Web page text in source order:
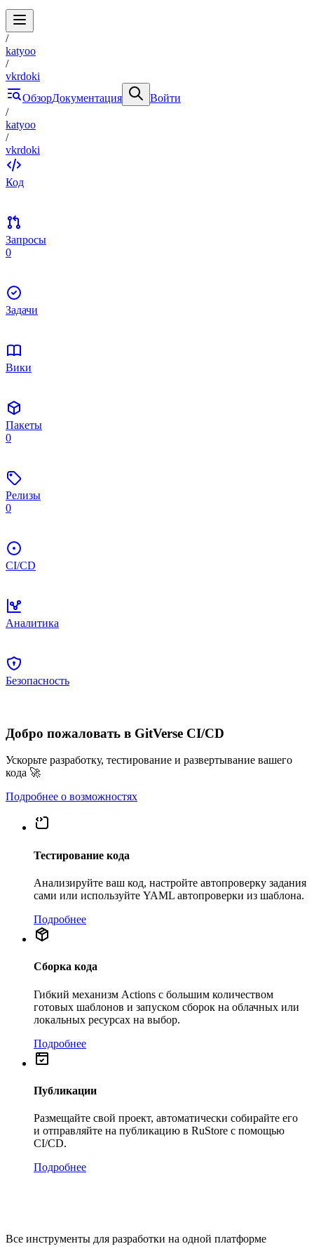
/
katyoo
/
vkrdoki
ОбзорДокументация
Войти
/
katyoo
/
vkrdoki
Код
Запросы
0
Задачи
Вики
Пакеты
0
Релизы
0
CI/CD
Аналитика
Безопасность
Добро пожаловать в GitVerse CI/CD
Ускорьте разработку, тестирование и развертывание вашего
кода 🚀
Подробнее о возможностях
Тестирование кода
Анализируйте ваш код, настройте автопроверку задания
сами или используйте YAML автопроверки из шаблона.
Подробнее
Сборка кода
Гибкий механизм Actions с большим количеством
готовых шаблонов и запуском сборок на облачных или
локальных ресурсах на выбор.
Подробнее
Публикации
Размещайте свой проект, автоматически собирайте его
и отправляйте на публикацию в RuStore с помощью
CI/CD.
Подробнее
Все инструменты для разработки на одной платформе